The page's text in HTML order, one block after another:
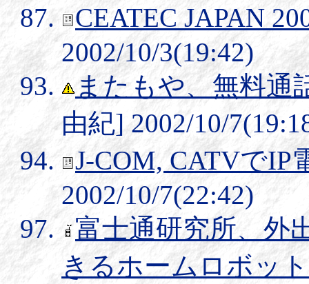
CEATEC JAPAN
2002/10/3(19:42)
またもや、無料通
由紀] 2002/10/
J-COM, CATVでIP
2002/10/7(22:42)
富士通研究所、外
きるホームロボッ